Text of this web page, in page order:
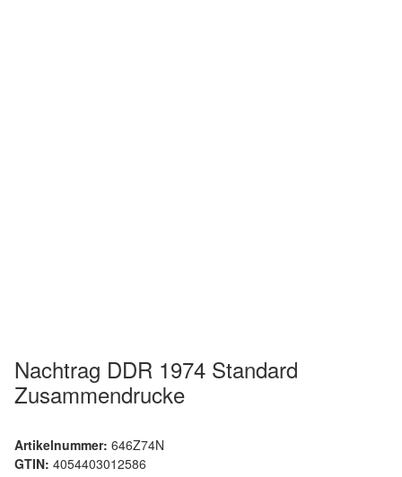
Nachtrag DDR 1974 Standard
Zusammendrucke
Artikelnummer: 646Z74N
GTIN: 4054403012586